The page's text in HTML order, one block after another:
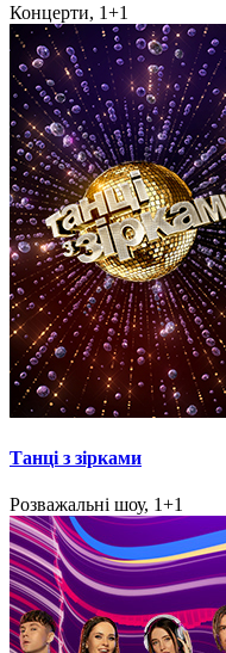
Концерти, 1+1
Танці з зірками
Розважальні шоу, 1+1